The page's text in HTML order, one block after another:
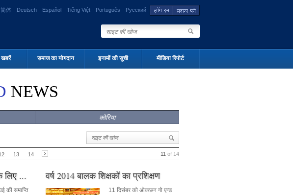
体 Deutsch Español Tiếng Việt Português Русский
खबरें समाज का योगदान इनामों की सूची मीडिया रिपोर्ट
NEWS
कोरिया
11 of 14
13 14
लिए ...
की समाप्ति
वर्ष 2014 बालक शिक्षकों का प्रशिक्षण
11 दिसंबर को ओकछन गो एन्ड